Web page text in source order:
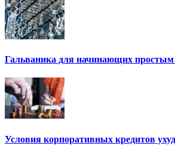
Гальваника для начинающих
Условия корпоративных кредитов